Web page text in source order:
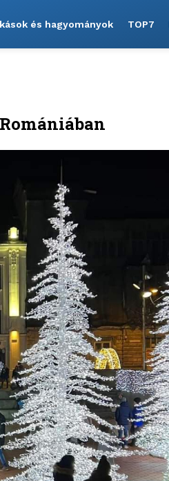
és hagyományok TOP7